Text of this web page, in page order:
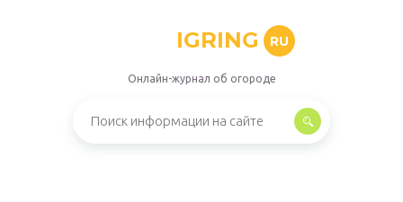
IGRING RU
Онлайн-журнал об огороде